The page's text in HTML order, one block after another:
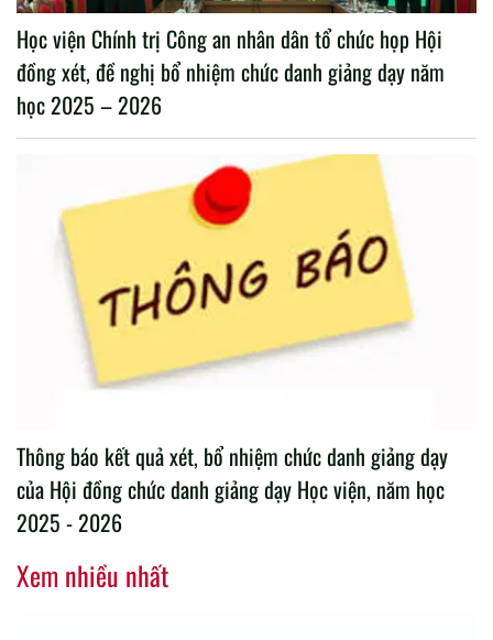
Học viện Chính trị Công an nhân dân tổ chức họp Hội
đồng xét, đề nghị bổ nhiệm chức danh giảng dạy năm
học 2025 – 2026
Thông báo kết quả xét, bổ nhiệm chức danh giảng dạy
của Hội đồng chức danh giảng dạy Học viện, năm học
2025 - 2026
Xem nhiều nhất